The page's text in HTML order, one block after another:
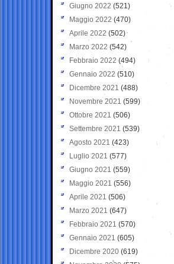
Giugno 2022 (521)
Maggio 2022 (470)
Aprile 2022 (502)
Marzo 2022 (542)
Febbraio 2022 (494)
Gennaio 2022 (510)
Dicembre 2021 (488)
Novembre 2021 (599)
Ottobre 2021 (506)
Settembre 2021 (539)
Agosto 2021 (423)
Luglio 2021 (577)
Giugno 2021(559)
Maggio 2021 (556)
Aprile 2021 (506)
Marzo 2021 (647)
Febbraio 2021 (570)
Gennaio 2021 (605)
Dicembre 2020 (619)